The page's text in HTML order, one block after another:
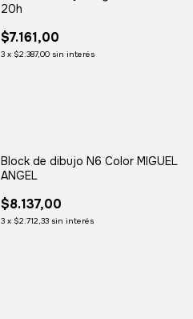
20h
$7.161,00
3 x $2.387,00 sin interés
Block de dibujo N6 Color MIGUEL
ANGEL
$8.137,00
3 x $2.712,33 sin interés